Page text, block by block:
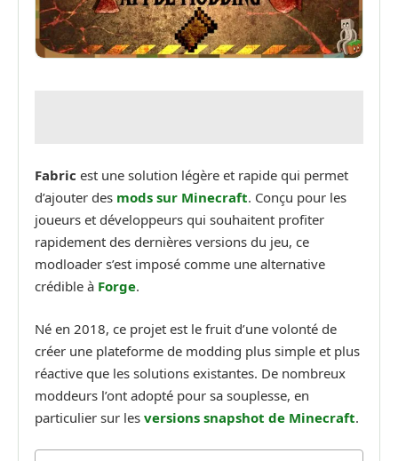
Fabric est une solution légère et rapide qui permet
d’ajouter des mods sur Minecraft. Conçu pour les
joueurs et développeurs qui souhaitent profiter
rapidement des dernières versions du jeu, ce
modloader s’est imposé comme une alternative
crédible à Forge.
Né en 2018, ce projet est le fruit d’une volonté de
créer une plateforme de modding plus simple et plus
réactive que les solutions existantes. De nombreux
moddeurs l’ont adopté pour sa souplesse, en
particulier sur les versions snapshot de Minecraft.